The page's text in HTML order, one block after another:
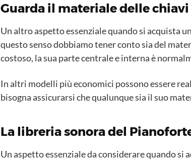
Guarda il materiale delle chiavi
Un altro aspetto essenziale quando si acquista
questo senso dobbiamo tener conto sia del
costoso, la sua parte centrale e interna è
In altri modelli più economici possono essere
bisogna assicurarsi che qualunque sia il suo
La libreria sonora del
Un aspetto essenziale da considerare quando